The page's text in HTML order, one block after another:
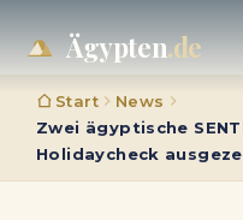
Ägypten.de
Start
News
Zwei ägyptische
Holidaycheck